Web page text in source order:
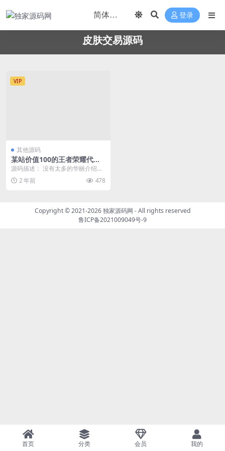
登录
皮肤交易源码
VIP
其他源码
某站价值100的王者荣耀代练/
账号交易/皮肤交易/系统源码
源码描述： 没有太多的华丽介绍，
页面简单实用，程序适用于自营王
者荣耀代练，账号交...
2 年前 478
Copyright © 2021-2026独家源码网 - All rights reserved
鲁ICP备2021009049号-9
首页 分类 会员 我的